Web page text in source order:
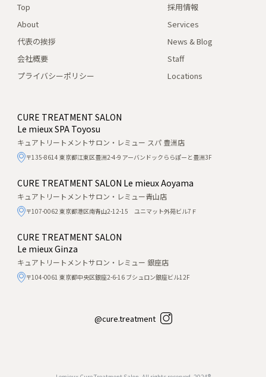
Top
採用情報
About
Services
代表の挨拶
News & Blog
会社概要
Staff
プライバシーポリシー
Locations
@cure.treatment
CURE TREATMENT SALON
Le mieux SPA Toyosu
キュアトリートメントサロン・レミュー スパ 豊洲店
〒135-8614 東京都江東区豊洲2-4-9 アーバンドックららぽーと豊洲3F
CURE TREATMENT SALON Le mieux Aoyama
キュアトリートメントサロン・レミュー青山店
〒107-0062 東京都港区南青山2-12-15 ユニマット外苑ビル7Ｆ
CURE TREATMENT SALON
Le mieux Ginza
キュアトリートメントサロン・レミュー 銀座店
〒104-0061 東京都中央区銀座2-6-16 ブシュロン銀座ビル12F